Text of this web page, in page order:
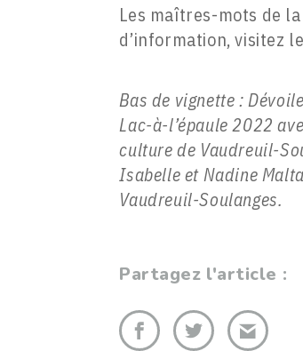
Les maîtres-mots de
d’information, visitez
Bas de vignette :
Lac-à-l’épaule 2022
culture de Vaudreuil-
Isabelle et Nadine
Vaudreuil-Soulanges.
Partagez l'article :